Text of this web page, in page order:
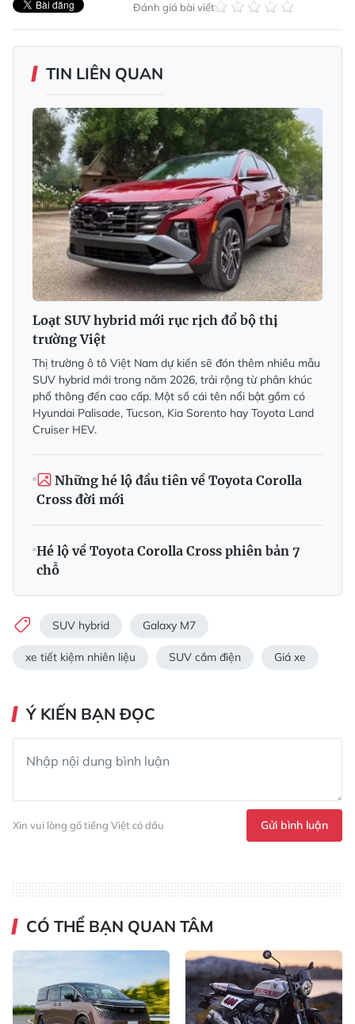
Đánh giá bài viết
TIN LIÊN QUAN
Loạt SUV hybrid mới rục rịch đổ bộ thị
trường Việt
Thị trường ô tô Việt Nam dự kiến sẽ đón thêm nhiều mẫu
SUV hybrid mới trong năm 2026, trải rộng từ phân khúc
phổ thông đến cao cấp. Một số cái tên nổi bật gồm có
Hyundai Palisade, Tucson, Kia Sorento hay Toyota Land
Cruiser HEV.
Những hé lộ đầu tiên về Toyota Corolla
Cross đời mới
Hé lộ về Toyota Corolla Cross phiên bản 7
chỗ
SUV hybrid Galaxy M7
xe tiết kiệm nhiên liệu SUV cắm điện Giá xe
Ý KIẾN BẠN ĐỌC
Xin vui lòng gõ tiếng Việt có dấu Gửi bình luận
CÓ THỂ BẠN QUAN TÂM